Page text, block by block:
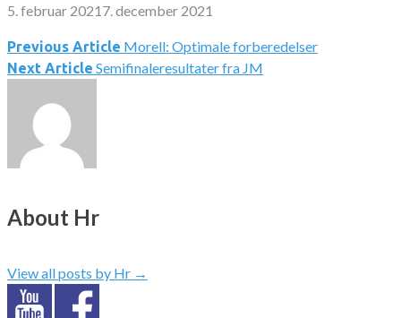
5. februar 2021 7. december 2021
Indlægsnavigation
Previous Article Morell: Optimale forberedelser
Next Article Semifinaleresultater fra JM
About Hr
View all posts by Hr →